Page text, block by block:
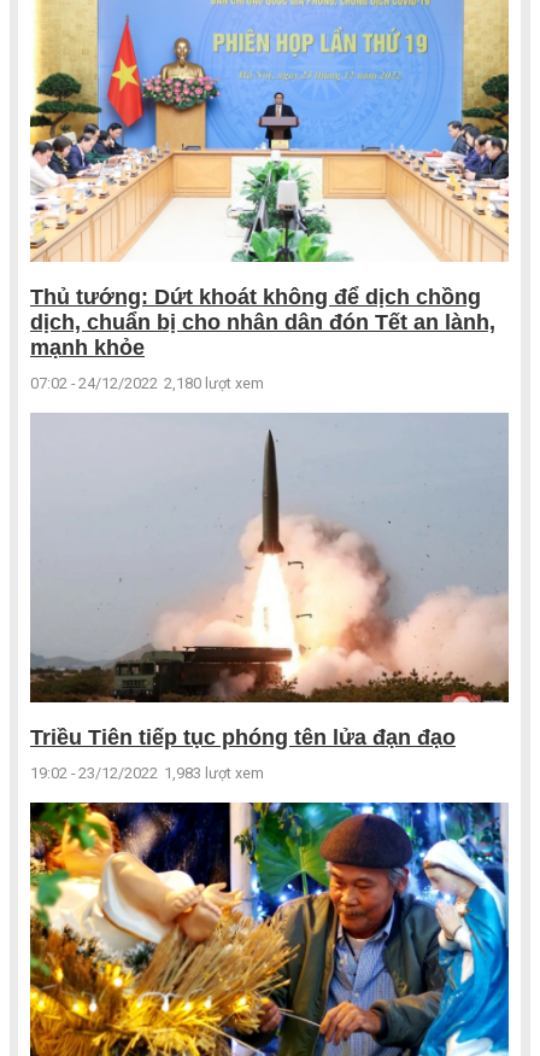
Thủ tướng: Dứt khoát không để dịch chồng
dịch, chuẩn bị cho nhân dân đón Tết an lành,
mạnh khỏe
07:02 - 24/12/2022 2,180 lượt xem
Triều Tiên tiếp tục phóng tên lửa đạn đạo
19:02 - 23/12/2022 1,983 lượt xem